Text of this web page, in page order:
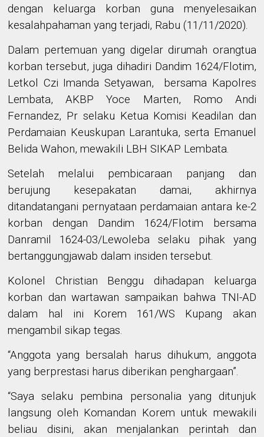
dengan keluarga korban guna menyelesaikan
kesalahpahaman yang terjadi, Rabu (11/11/2020).
Dalam pertemuan yang digelar dirumah orangtua
korban tersebut, juga dihadiri Dandim 1624/Flotim,
Letkol Czi Imanda Setyawan,
bersama Kapolres
Lembata,AKBP Yoce Marten, Romo Andi
Fernandez, Pr selaku Ketua Komisi Keadilan dan
Perdamaian Keuskupan Larantuka, serta Emanuel
Belida Wahon, mewakili LBH SIKAP Lembata.
Setelah melalui pembicaraan panjang dan
berujung kesepakatan damai, akhirnya
ditandatangani pernyataan perdamaian antara ke-2
korban dengan Dandim 1624/Flotim bersama
Danramil 1624-03/Lewoleba selaku pihak yang
bertanggungjawab dalam insiden tersebut.
Kolonel Christian Benggu dihadapan keluarga
korban dan wartawan sampaikan bahwa TNI-AD
dalam hal ini Korem 161/WS Kupang akan
mengambil sikap tegas.
“Anggota yang bersalah harus dihukum, anggota
yang berprestasi harus diberikan penghargaan”.
“Saya selaku pembina personalia yang ditunjuk
langsung oleh Komandan Korem untuk mewakili
beliau disini, akan menjalankan perintah dan